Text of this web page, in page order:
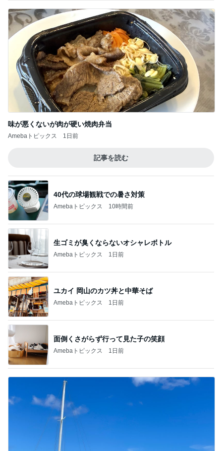
味が悪くないが肉が硬い焼肉弁当
Amebaトピックス 1日前
記事を読む
40代の球場観戦での暑さ対策
Amebaトピックス 10時間前
生ゴミが臭くならないオシャレボトル
Amebaトピックス 1日前
ユカイ 岡山のカツ丼と中華そば
Amebaトピックス 1日前
面倒くさがらず行って見た子の笑顔
Amebaトピックス 1日前